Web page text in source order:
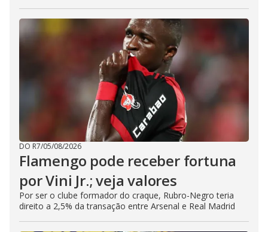
DO R7/05/08/2026
Flamengo pode receber fortuna
por Vini Jr.; veja valores
Por ser o clube formador do craque, Rubro-Negro teria
direito a 2,5% da transação entre Arsenal e Real Madrid